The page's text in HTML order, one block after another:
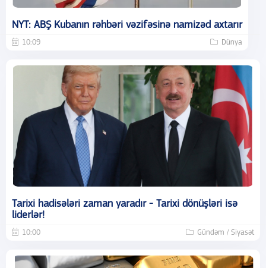
NYT: ABŞ Kubanın rəhbəri vəzifəsinə namizəd axtarır
10:09 Dünya
Tarixi hadisələri zaman yaradır - Tarixi dönüşləri isə
liderlər!
10:00 Gündəm / Siyasət